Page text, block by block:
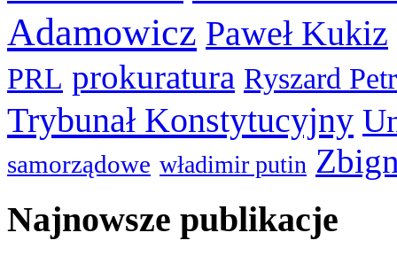
Adamowicz Paweł Kukiz
PRL prokuratura Ryszard
Trybunał Konstytucyjny
samorządowe władimir putin
Najnowsze publikacje